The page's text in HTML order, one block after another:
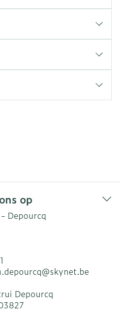
op
Depourcq
skynet.be
Depourcq